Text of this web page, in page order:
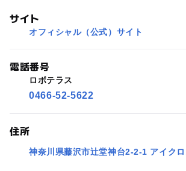
サイト
オフィシャル（公式）サイト
電話番号
ロボテラス
0466-52-5622
住所
神奈川県藤沢市辻堂神台2-2-1 アイク